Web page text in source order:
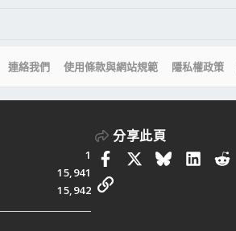
連絡我們 使用條款與網站規範 隱私權政策
1
15,941
15,942
分享此頁
FacebookBluesky
連結